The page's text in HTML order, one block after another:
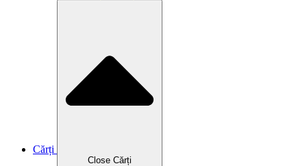
Cărți
Close Cărți